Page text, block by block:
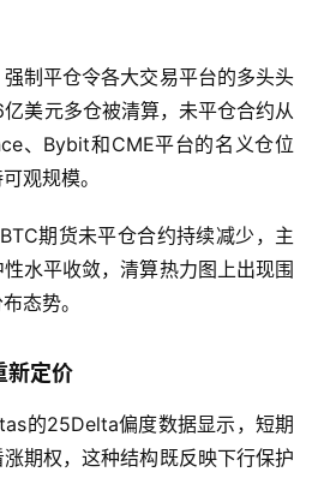
制平仓令各大交易平台的多头头
美元多仓被清算，未平仓合约从
、Bybit和CME平台的名义仓位
观规模。
期货未平仓合约持续减少，主
水平收敛，清算热力图上出现围
态势。
新定价
的25Delta偏度数据显示，短期
期权，这种结构既反映下行保护